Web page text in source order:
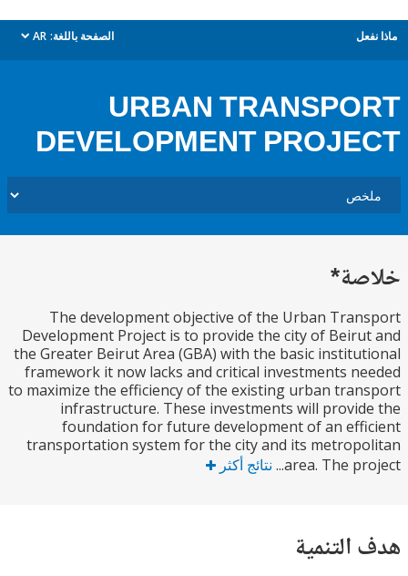
الصفحة باللغة: AR
dropdown
URBAN
DEVELOPMENT
The development objective of the Urban
Development Project is to provide the city of
the Greater Beirut Area (GBA) with the basic
framework it now lacks and critical investments
to maximize the efficiency of the existing urban
infrastructure. These investments will
foundation for future development of an
transportation system for the city and its
area. The نتائج أكثر